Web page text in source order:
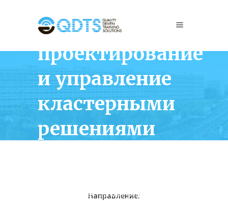
MQ V9:
проектирование
и управление
кластерными
решениями
управление кластерными решениями
Направление: